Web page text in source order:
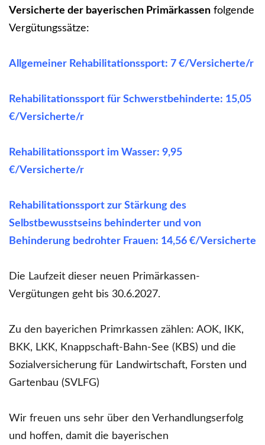
Versicherte der bayerischen Primärkassen folgende
Vergütungssätze:
Allgemeiner Rehabilitationssport: 7 €/Versicherte/r
Rehabilitationssport für Schwerstbehinderte: 15,05
€/Versicherte/r
Rehabilitationssport im Wasser: 9,95
€/Versicherte/r
Rehabilitationssport zur Stärkung des
Selbstbewusstseins behinderter und von
Behinderung bedrohter Frauen: 14,56 €/Versicherte
Die Laufzeit dieser neuen Primärkassen-
Vergütungen geht bis 30.6.2027.
Zu den bayerichen Primrkassen zählen: AOK, IKK,
BKK, LKK, Knappschaft-Bahn-See (KBS) und die
Sozialversicherung für Landwirtschaft, Forsten und
Gartenbau (SVLFG)
Wir freuen uns sehr über den Verhandlungserfolg
und hoffen, damit die bayerischen